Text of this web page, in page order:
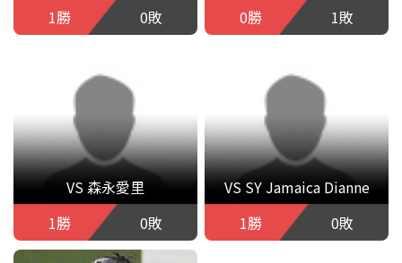
1勝
0敗
0勝
1敗
VS 森永愛里
1勝
0敗
VS SY Jamaica Dianne
1勝
0敗